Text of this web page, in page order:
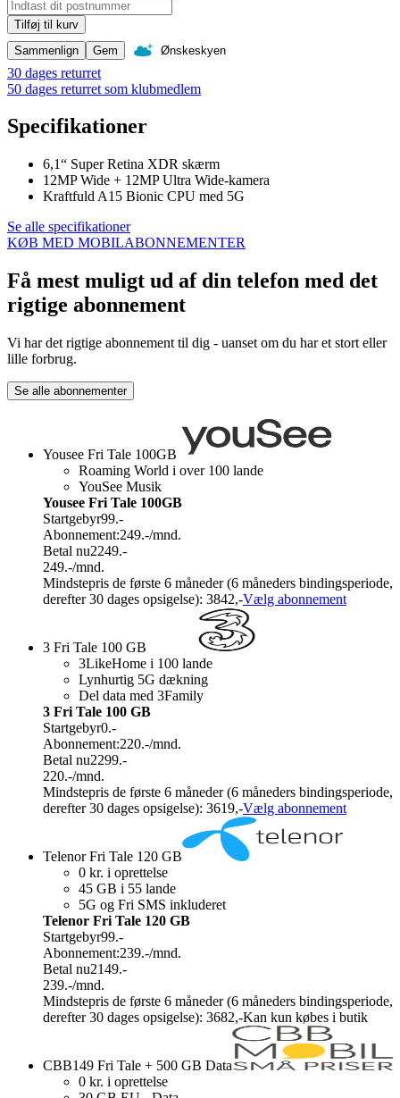
Tilføj til kurv
Sammenlign
Gem Ønskeskyen
30 dages returret
50 dages returret som klubmedlem
Specifikationer
6,1“ Super Retina XDR skærm
12MP Wide + 12MP Ultra Wide-kamera
Kraftfuld A15 Bionic CPU med 5G
Se alle specifikationer
KØB MED MOBILABONNEMENTER
Få mest muligt ud af din telefon med det
rigtige abonnement
Vi har det rigtige abonnement til dig - uanset om du har et stort eller
lille forbrug.
Se alle abonnementer
Yousee Fri Tale 100GB
Roaming World i over 100 lande
YouSee Musik
Yousee Fri Tale 100GB
Startgebyr99.-
Abonnement:249.-/mnd.
Betal nu2249.-
249.-/mnd.
Mindstepris de første 6 måneder (6 måneders bindingsperiode,
derefter 30 dages opsigelse): 3842,-Vælg abonnement
3 Fri Tale 100 GB
3LikeHome i 100 lande
Lynhurtig 5G dækning
Del data med 3Family
3 Fri Tale 100 GB
Startgebyr0.-
Abonnement:220.-/mnd.
Betal nu2299.-
220.-/mnd.
Mindstepris de første 6 måneder (6 måneders bindingsperiode,
derefter 30 dages opsigelse): 3619,-Vælg abonnement
Telenor Fri Tale 120 GB
0 kr. i oprettelse
45 GB i 55 lande
5G og Fri SMS inkluderet
Telenor Fri Tale 120 GB
Startgebyr99.-
Abonnement:239.-/mnd.
Betal nu2149.-
239.-/mnd.
Mindstepris de første 6 måneder (6 måneders bindingsperiode,
derefter 30 dages opsigelse): 3682,-Kan kun købes i butik
CBB149 Fri Tale + 500 GB Data
0 kr. i oprettelse